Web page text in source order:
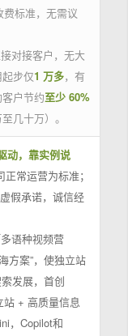
标准，无需议
对接客户，无大
步仅1 万多，有
户节约至少 60%
几十万）。
动，靠实例说
常运营为标准；
假承诺，诚信经
语种视频营
方案”，使独立站
发展，首创
站 + 高质量信息
，Copilot和